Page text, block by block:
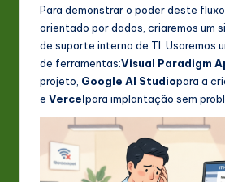
Para demonstrar o poder deste
orientado por dados, criaremos um
de suporte interno de TI. Usaremos
de ferramentas:Visual Paradigm
projeto, Google AI Studiopara a
e Vercelpara implantação sem